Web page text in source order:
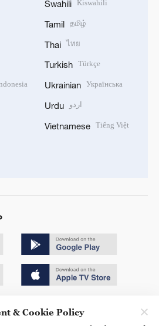
Swahili Kiswahili
Tamil தமிழ்
Thai ไทย
Turkish Türkçe
Ukrainian Українська
Urdu اردو
Vietnamese Tiếng Việt
& Cookie Policy